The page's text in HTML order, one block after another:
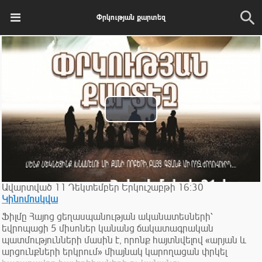
Փրկության քարտեզ
Play
Video
Ավարտված 11 Դեկտեմբեր Երկուշաբթի 16:30
Կինոմոսկվա
Ֆիլմը Հայոց ցեղասպանության ականատեսների՝
եվրոպացի 5 միսոներ կանանց ճակատագրական
պատմությունների մասին է, որոնք հայտնվելով «արյան և
արցունքների երկրում» միայնակ կարողացան փրկել